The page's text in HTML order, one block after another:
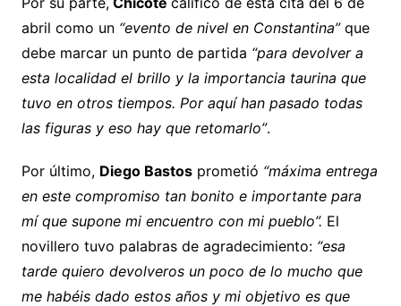
abril como un “evento de nivel en Constantina” que
debe marcar un punto de partida “para devolver a
esta localidad el brillo y la importancia taurina que
tuvo en otros tiempos. Por aquí han pasado todas
las figuras y eso hay que retomarlo”.
Por último, Diego Bastosprometió “máxima entrega
en este compromiso tan bonito e importante para
mí que supone mi encuentro con mi pueblo”. El
novillero tuvo palabras de agradecimiento:“esa
tarde quiero devolveros un poco de lo mucho que
me habéis dado estos años y mi objetivo es que